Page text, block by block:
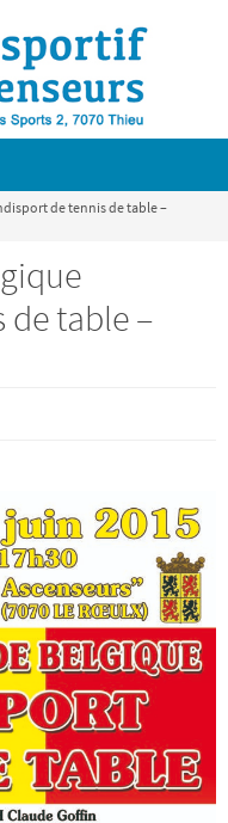
de tennis de table –
de table –